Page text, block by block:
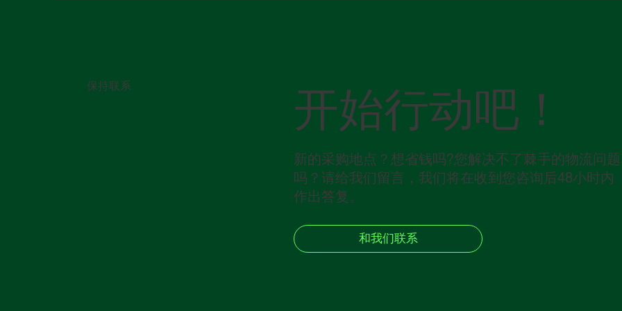
保持联系 开始行动吧！
新的采购地点？想省钱吗?您解决不了棘手的物流问题
吗？请给我们留言，我们将在收到您咨询后48小时内
作出答复。
和我们联系